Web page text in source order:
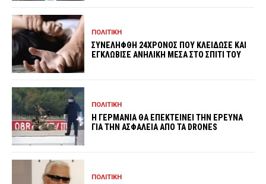
ΠΟΛΙΤΙΚΗ
ΣΥΝΕΛΗΦΘΗ 24ΧΡΟΝΟΣ ΠΟΥ ΚΛΕΙΔΩΣΕ ΚΑΙ
ΕΓΚΛΩΒΙΣΕ ΑΝΗΛΙΚΗ ΜΕΣΑ ΣΤΟ ΣΠΙΤΙ ΤΟΥ
ΠΟΛΙΤΙΚΗ
Η ΓΕΡΜΑΝΙΑ ΘΑ ΕΠΕΚΤΕΙΝΕΙ ΤΗΝ ΕΡΕΥΝΑ
ΓΙΑ ΤΗΝ ΑΣΦΑΛΕΙΑ ΑΠΟ ΤΑ DRONES
ΠΟΛΙΤΙΚΗ